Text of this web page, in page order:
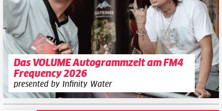
Das VOLUME Autogrammzelt am FM4
Frequency 2026
presented by Infinity Water